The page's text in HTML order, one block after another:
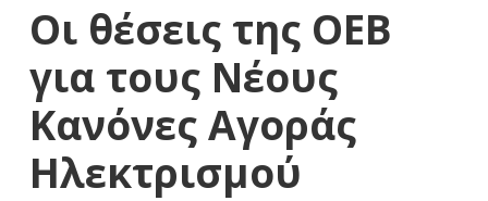
Οι θέσεις της ΟΕΒ
για τους Νέους
Κανόνες Αγοράς
Ηλεκτρισμού